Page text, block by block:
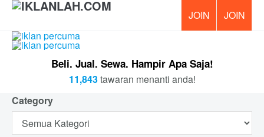
Beli. Jual. Sewa. Hampir Apa Saja!
11,843tawaran menanti anda!
Category